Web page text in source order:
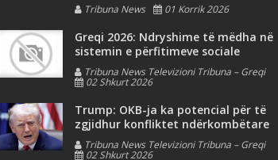
Tribuna News 01 Korrik 2026
Greqi 2026: Ndryshime të mëdha në
sistemin e përfitimeve sociale
Tribuna News Televizioni Tribuna – Greqi
02 Shkurt 2026
Trump: OKB-ja ka potencial për të
zgjidhur konfliktet ndërkombëtare
Tribuna News Televizioni Tribuna – Greqi
02 Shkurt 2026